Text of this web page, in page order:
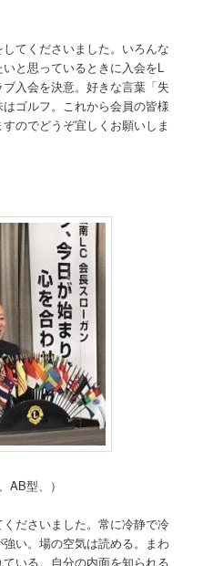
てくださいました。いろんな
と思っているときに入会をL
入会を決意。好きな言葉「失
ゴルフ。これから会員の皆様
のでどうぞ宜しくお願いしま
AB型、）
ださいました。常に冷静で冷
い。場の空気は読める。まわ
いる。自分の内面を知られる